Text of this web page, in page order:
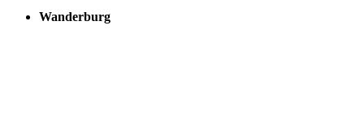
Wanderburg